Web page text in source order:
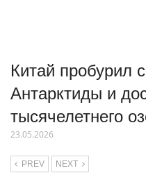
Китай пробурил
Антарктиды и
тысячелетнего
23.05.2026
PREV NEXT